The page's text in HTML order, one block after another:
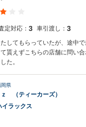
定対応： 3 車引渡し： 3
してもらっていたが、途中
貰えずこちらの店舗に問い
た。
岡県
ｚ （ティーカーズ）
イラックス